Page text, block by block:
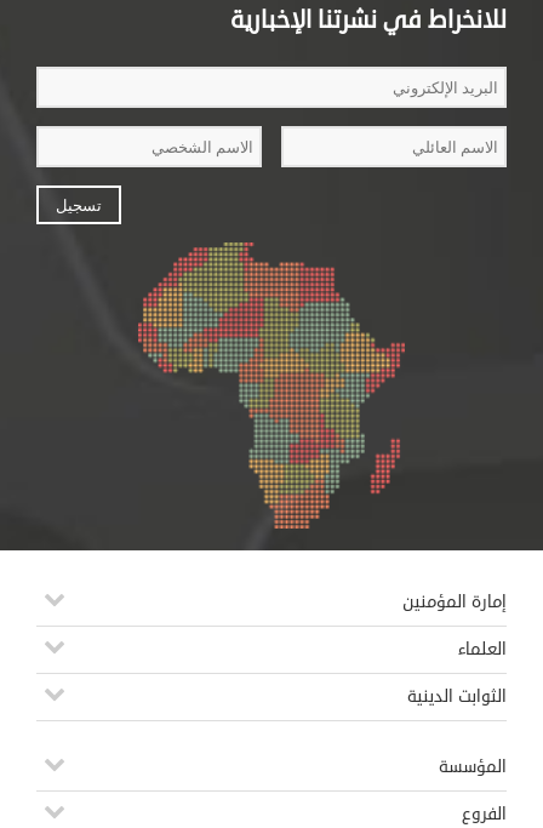
للانخراط في نشرتنا الإخبارية
إمارة المؤمنين
العلماء
الثوابت الدينية
المؤسسة
الفروع